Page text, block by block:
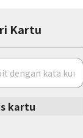
Kartu
kartu